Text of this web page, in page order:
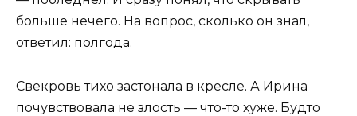
больше нечего. На вопрос, сколько он знал,
ответил: полгода.
Свекровь тихо застонала в кресле. А Ирина
почувствовала не злость — что-то хуже. Будто